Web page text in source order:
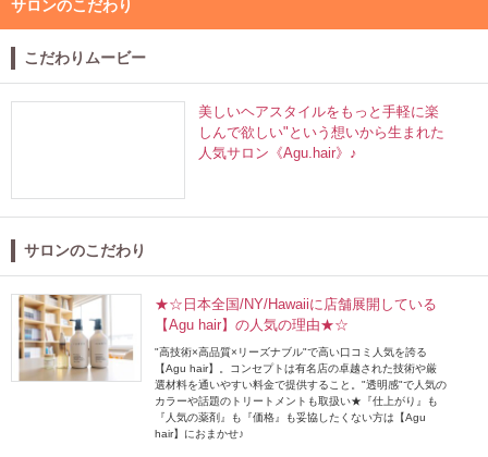
サロンのこだわり
こだわりムービー
美しいヘアスタイルをもっと手軽に楽
しんで欲しい"という想いから生まれた
人気サロン《Agu.hair》♪
サロンのこだわり
★☆日本全国/NY/Hawaiiに店舗展開している
【Agu hair】の人気の理由★☆
"高技術×高品質×リーズナブル"で高い口コミ人気を誇る
【Agu hair】。コンセプトは有名店の卓越された技術や厳
選材料を通いやすい料金で提供すること。"透明感"で人気の
カラーや話題のトリートメントも取扱い★『仕上がり』も
『人気の薬剤』も『価格』も妥協したくない方は【Agu
hair】におまかせ♪